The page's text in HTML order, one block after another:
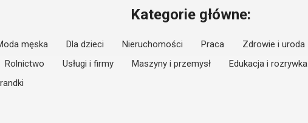
Kategorie główne:
męska Dla dzieci Nieruchomości Praca Zdrowie i uroda
Rolnictwo Usługi i firmy Maszyny i przemysł Edukacja i rozrywka